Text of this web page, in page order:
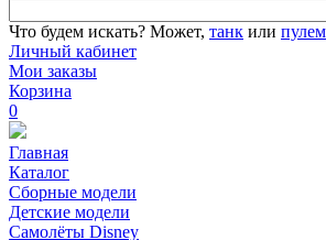
Что будем искать? Может, танк или
Личный кабинет
Мои заказы
Корзина
0
Главная
Каталог
Сборные модели
Детские модели
Самолёты Disney